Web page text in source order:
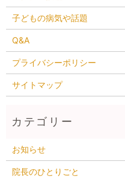
子どもの病気や話題
Q&A
プライバシーポリシー
サイトマップ
お知らせ
院長のひとりごと